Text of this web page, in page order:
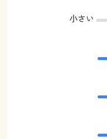
小さい